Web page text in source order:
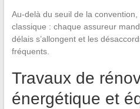
Au-delà du seuil de la
classique : chaque assureur
délais s’allongent et les
fréquents.
Travaux de
énergétique et